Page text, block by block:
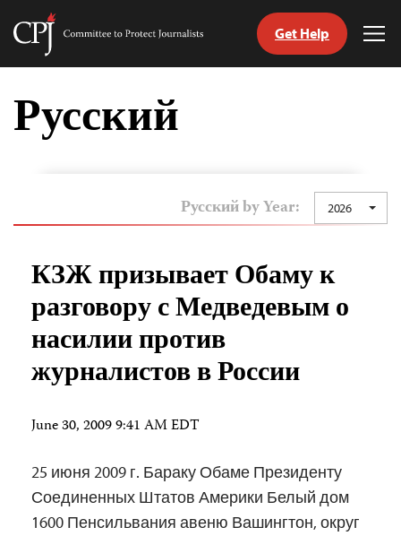
Skip
content
Committee
Journalists
Get Help
Русский
Русский by Year: 2026
КЗЖ призывает Обаму к
разговору с Медведевым о
насилии против
журналистов в России
June 30, 2009 9:41 AM EDT
25 июня 2009 г. Бараку Обаме Президенту
Соединенных Штатов Америки Белый дом
1600 Пенсильвания авеню Вашингтон, округ